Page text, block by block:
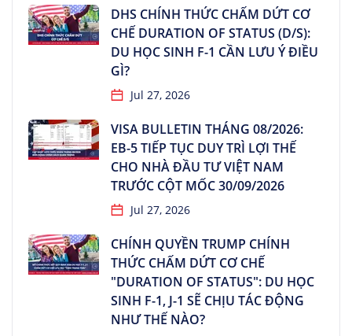
DHS CHÍNH THỨC CHẤM DỨT CƠ
CHẾ DURATION OF STATUS (D/S):
DU HỌC SINH F-1 CẦN LƯU Ý ĐIỀU
GÌ?
Jul 27, 2026
VISA BULLETIN THÁNG 08/2026:
EB-5 TIẾP TỤC DUY TRÌ LỢI THẾ
CHO NHÀ ĐẦU TƯ VIỆT NAM
TRƯỚC CỘT MỐC 30/09/2026
Jul 27, 2026
CHÍNH QUYỀN TRUMP CHÍNH
THỨC CHẤM DỨT CƠ CHẾ
"DURATION OF STATUS": DU HỌC
SINH F-1, J-1 SẼ CHỊU TÁC ĐỘNG
NHƯ THẾ NÀO?